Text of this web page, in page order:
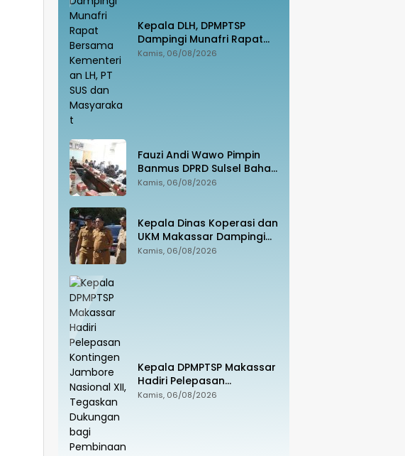
Kepala DLH, DPMPTSP
Dampingi Munafri Rapat
Bersama Kementerian LH,
Kamis, 06/08/2026
Fauzi Andi Wawo Pimpin
Banmus DPRD Sulsel Bahas
Rencana Kerja Tahun 2027
Kamis, 06/08/2026
Kepala Dinas Koperasi dan
UKM Makassar Dampingi
Menko Pangan Tinjau
Kamis, 06/08/2026
Kepala DPMPTSP Makassar
Hadiri Pelepasan
Kontingen Jambore
Kamis, 06/08/2026